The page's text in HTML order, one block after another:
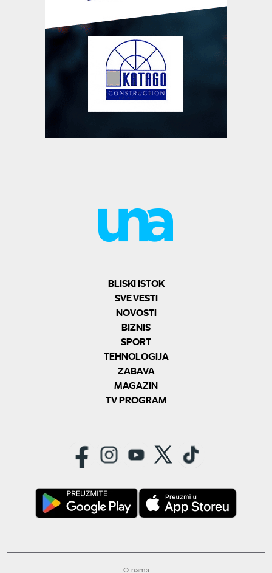
BLISKI ISTOK
SVE VESTI
NOVOSTI
BIZNIS
SPORT
TEHNOLOGIJA
ZABAVA
MAGAZIN
TV PROGRAM
O nama